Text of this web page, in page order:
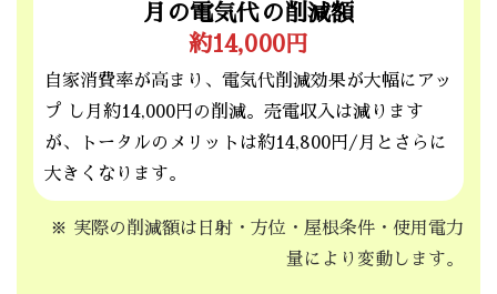
月の電気代の削減額
約14,000円
自家消費率が高まり、電気代削減効果が大幅にアッ
プ し月約14,000円の削減。売電収入は減ります
が、トータルのメリットは約14,800円/月とさらに
大きくなります。
※ 実際の削減額は日射・方位・屋根条件・使用電力
量により変動します。